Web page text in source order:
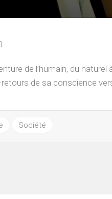
de l’humain, du naturel
de sa conscience vers
Société